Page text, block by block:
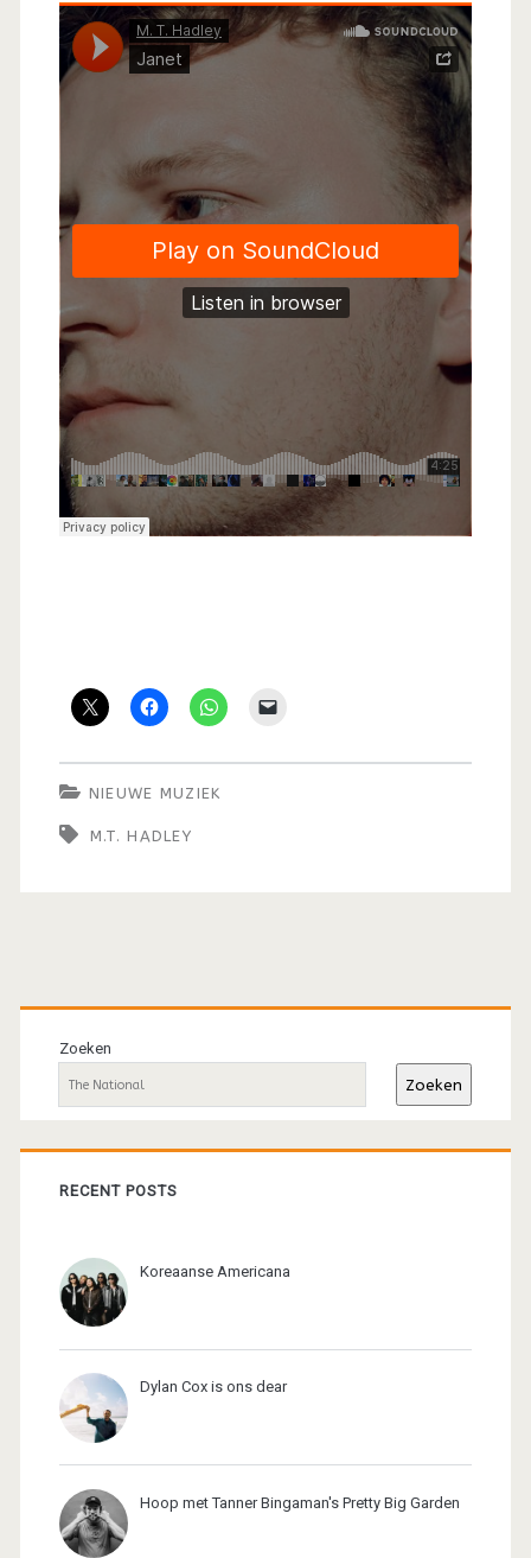
NIEUWE MUZIEK
M.T. HADLEY
Primaire
sidebar
Zoeken
Zoeken
RECENT POSTS
Koreaanse Americana
Dylan Cox is ons dear
Hoop met Tanner Bingaman's Pretty Big Garden